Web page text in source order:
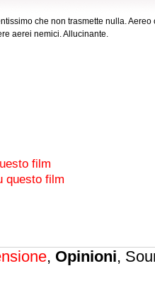
che non trasmette nulla.
aerei nemici. Allucinante.
film
questo film
, Opinioni,